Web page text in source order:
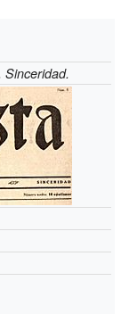
Sinceridad.